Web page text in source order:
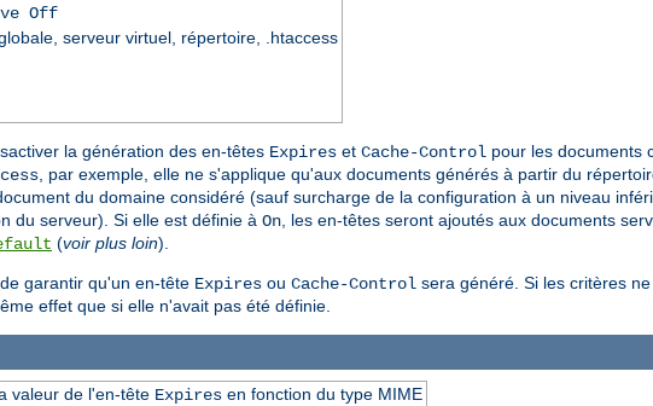
Off
serveur virtuel, répertoire, .htaccess
la génération des en-têtes Expires et Cache-Control pour les documents
, par exemple, elle ne s'applique qu'aux documents générés à partir du
du domaine considéré (sauf surcharge de la configuration à un niveau
du serveur). Si elle est définie à On, les en-têtes seront ajoutés aux documents
(voir plus loin).
garantir qu'un en-tête Expires ou Cache-Control sera généré. Si les critères
effet que si elle n'avait pas été définie.
valeur de l'en-tête Expiresen fonction du type MIME